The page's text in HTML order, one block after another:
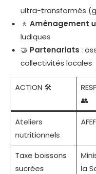
ultra-transformés (
🚶Aménagement
ludiques
🤝 Partenariats :
collectivités locales
ACTION 🛠️
👥
Ateliers
nutritionnels
Taxe boissons
sucrées
la